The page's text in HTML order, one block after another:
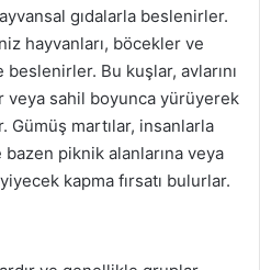
gıdalarla beslenirler.
hayvanları, böcekler ve
Bu kuşlar, avlarını
veya sahil boyunca yürüyerek
Gümüş martılar, insanlarla
piknik alanlarına veya
kapma fırsatı bulurlar.